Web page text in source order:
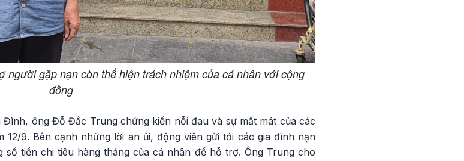
người gặp nạn còn thể hiện trách nhiệm của cá nhân với cộng
đồng
ông Đỗ Đắc Trung chứng kiến nỗi đau và sự mất mát của các
9. Bên cạnh những lời an ủi, động viên gửi tới các gia đình nạn
tiền chi tiêu hàng tháng của cá nhân để hỗ trợ. Ông Trung cho